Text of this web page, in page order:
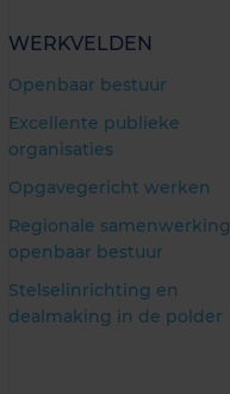
WERKVELDEN
Openbaar bestuur
Excellente publieke
organisaties
Opgavegericht werken
Regionale samenwerking
openbaar bestuur
Stelselinrichting en
dealmaking in de polder